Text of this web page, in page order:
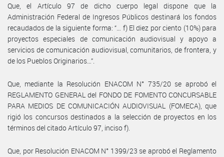
Que, el Artículo 97 de dicho cuerpo legal dispone que la
Administración Federal de Ingresos Públicos destinará los fondos
recaudados de la siguiente forma: “… f) El diez por ciento (10%) para
proyectos especiales de comunicación audiovisual y apoyo a
servicios de comunicación audiovisual, comunitarios, de frontera, y
de los Pueblos Originarios…”.
Que, mediante la Resolución ENACOM N° 735/20 se aprobó el
REGLAMENTO GENERAL del FONDO DE FOMENTO CONCURSABLE
PARA MEDIOS DE COMUNICACIÓN AUDIOVISUAL (FOMECA), que
rigió los concursos destinados a la selección de proyectos en los
términos del citado Artículo 97, inciso f).
Que, por Resolución ENACOM N° 1399/23 se aprobó el Reglamento